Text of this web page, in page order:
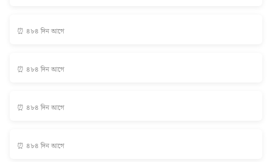
⏰ ৪৮৪ দিন আগে
⏰ ৪৮৪ দিন আগে
⏰ ৪৮৪ দিন আগে
⏰ ৪৮৪ দিন আগে